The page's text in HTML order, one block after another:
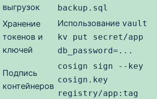
выгрузок
backup.sql
Хранение
токенов и
ключей
Использование vault
kv put secret/app
db_password=...
Подпись
контейнеров
cosign sign --key
cosign.key
registry/app:tag